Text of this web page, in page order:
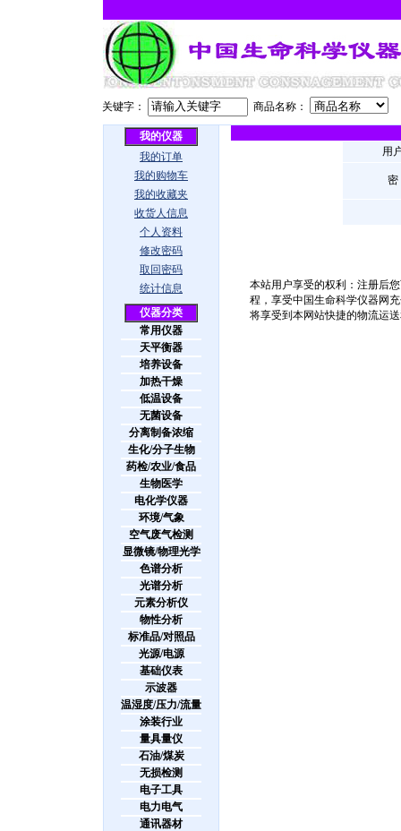
关键字： 商品名称：
我的仪器
我的订单
我的购物车
我的收藏夹
收货人信息
个人资料
修改密码
取回密码
统计信息
仪器分类
常用仪器
天平衡器
培养设备
加热干燥
低温设备
无菌设备
分离制备浓缩
生化/分子生物
药检/农业/食品
生物医学
电化学仪器
环境/气象
空气废气检测
显微镜/物理光学
色谱分析
光谱分析
元素分析仪
物性分析
标准品/对照品
光源/电源
基础仪表
示波器
温湿度/压力/流量
涂装行业
量具量仪
石油/煤炭
无损检测
电子工具
电力电气
通讯器材
用
密
本站用户享受的权利： 注册后
程，享受中国生命科学仪器网
将享受到本网站快捷的物流运